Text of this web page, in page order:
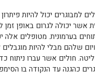
למבוגרים יכול להיות
אשר יכולה לגרום באופן
בערמונית. מטופלים אלה
שלהם מבלי להיות
חולים אשר עברו ניתוח
כהגנה עד הנקודה בו